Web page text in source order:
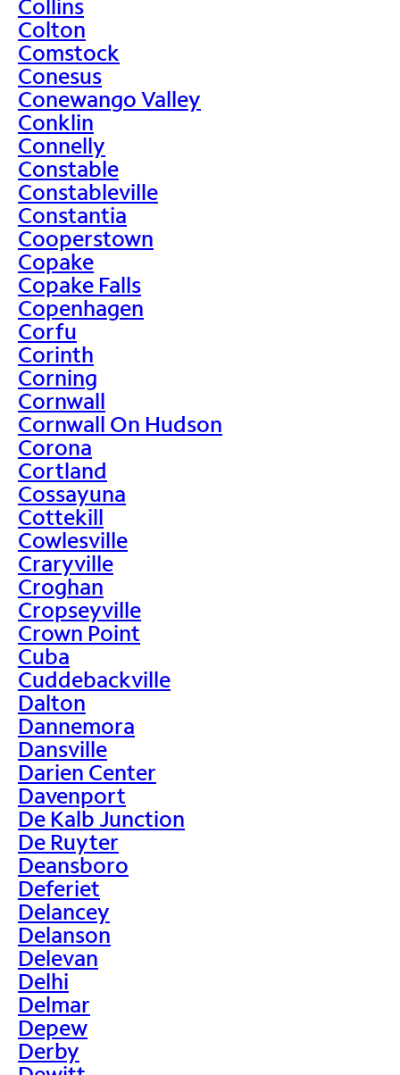
Collins
Colton
Comstock
Conesus
Conewango Valley
Conklin
Connelly
Constable
Constableville
Constantia
Cooperstown
Copake
Copake Falls
Copenhagen
Corfu
Corinth
Corning
Cornwall
Cornwall On Hudson
Corona
Cortland
Cossayuna
Cottekill
Cowlesville
Craryville
Croghan
Cropseyville
Crown Point
Cuba
Cuddebackville
Dalton
Dannemora
Dansville
Darien Center
Davenport
De Kalb Junction
De Ruyter
Deansboro
Deferiet
Delancey
Delanson
Delevan
Delhi
Delmar
Depew
Derby